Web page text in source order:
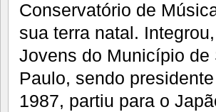
Conservatório de
sua terra natal.
Jovens do Município
Paulo, sendo
1987, partiu para o